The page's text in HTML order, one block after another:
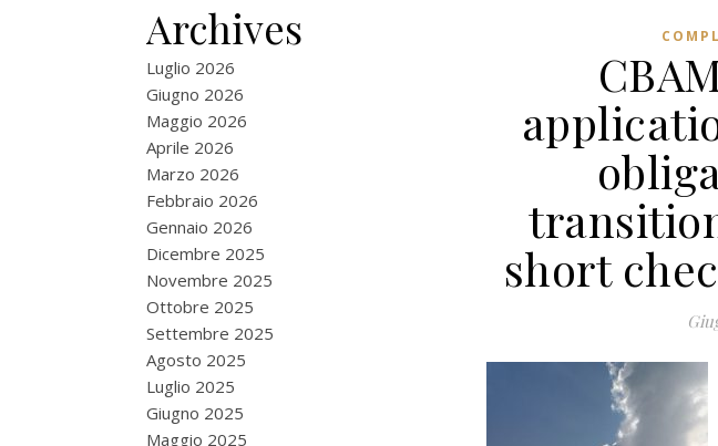
Archives
Luglio 2026
Giugno 2026
Maggio 2026
Aprile 2026
Marzo 2026
Febbraio 2026
Gennaio 2026
Dicembre 2025
Novembre 2025
Ottobre 2025
Settembre 2025
Agosto 2025
Luglio 2025
Giugno 2025
Maggio 2025
short